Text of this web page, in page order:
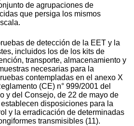
de agrupaciones de
que persiga los mismos
de detección de la EET y la
incluidos los de los kits de
transporte, almacenamiento y
necesarias para la
contempladas en el anexo X
(CE) n° 999/2001 del
y del Consejo, de 22 de mayo de
disposiciones para la
y la erradicación de determinadas
transmisibles (11).